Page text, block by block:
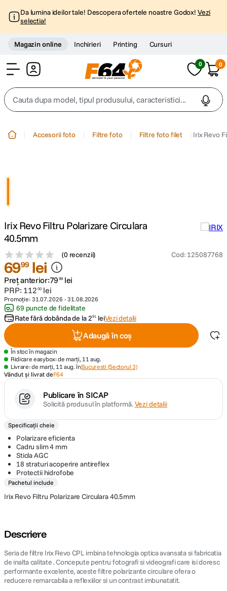
Da lumina ideilor tale! Descopera ofertele noastre Godox! Vezi
selectia!
Magazin online Inchirieri Printing Cursuri
0 0
Cauta dupa model, tipul produsului, caracteristici...
4. peak design
canon sx740 hs
lavaliera
7. card memorie
8. dji mic mini
9. dji osmo
10 insta 360
Accesorii foto Filtre foto Filtre foto filet Irix Revo
Irix Revo Filtru Polarizare Circulara
40.5mm
(0 recenzii) Cod: 125087768
6999 lei
Preț anterior:79 99 lei
PRP: 112 00 lei
Promoție: 31.07.2026 -31.08.2026
69 puncte de fidelitate
Rate fără dobânda de la291 leiVezi detalii
Adaugă în coș
În stoc în magazin
Ridicare easybox: de marți, 11 aug.
Livrare: de marți, 11 aug. înBucuresti (Sectorul 3)
Vândut și livrat deF64
Publicare în SICAP
Solicită produsul în platformă.Vezi detalii
Specificații cheie
Polarizare eficienta
Cadru slim 4 mm
Sticla AGC
18 straturi acoperire antireflex
Protectii hidrofobe
Pachetul include
Irix Revo Filtru Polarizare Circulara 40.5mm
Descriere
Seria de filtre Irix Revo CPL imbina tehnologia optica avansata si fabricatia
de inalta calitate . Concepute pentru fotografi si videografi care isi doresc
performante excelente, aceste filtre polarizante circulare ofera o
reducere remarcabila a reflexiilor si un contrast imbunatatit.